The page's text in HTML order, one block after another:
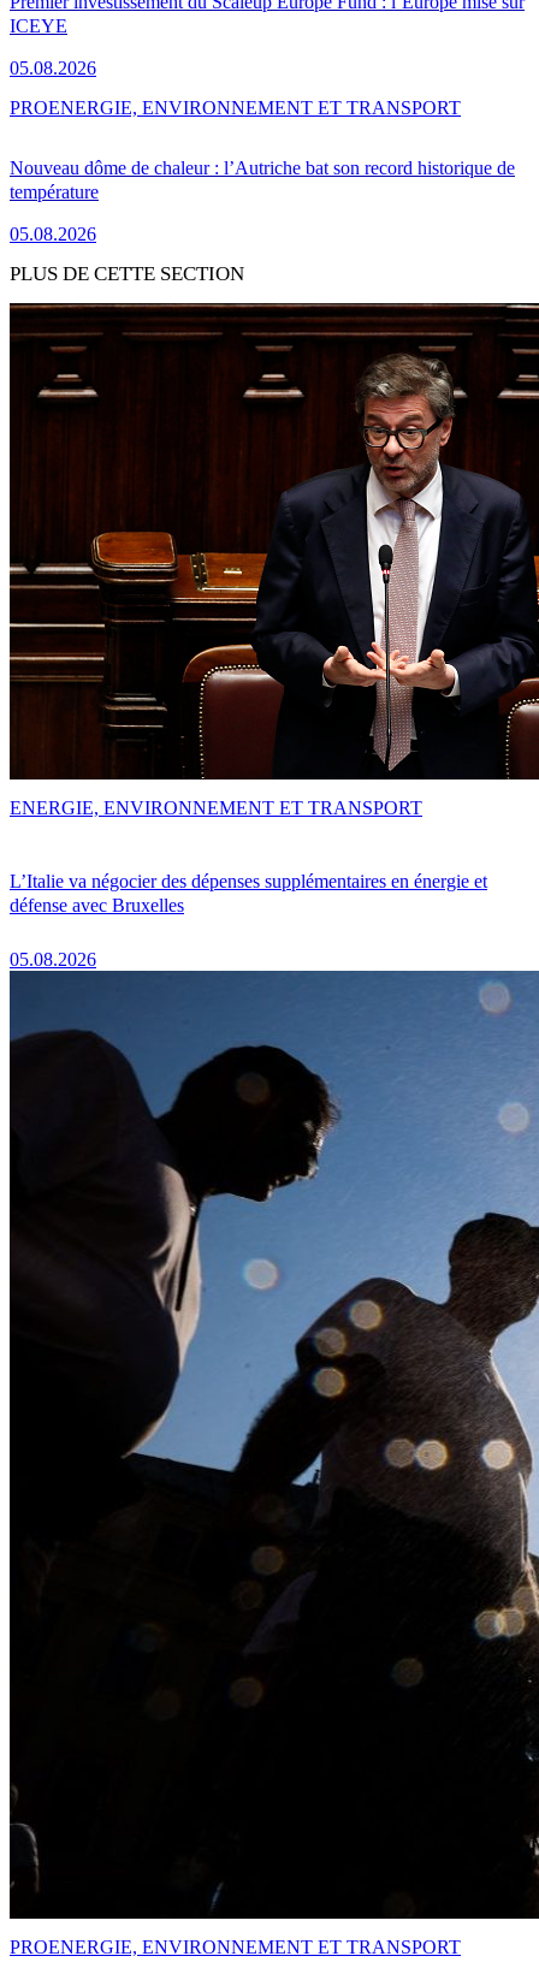
ICEYE
05.08.2026
Nouveau dôme de chaleur : l’Autriche bat son record historique de
température
05.08.2026
PROENERGIE, ENVIRONNEMENT ET TRANSPORT
PLUS DE CETTE SECTION
L’Italie va négocier des dépenses supplémentaires en énergie et
défense avec Bruxelles
05.08.2026
ENERGIE, ENVIRONNEMENT ET TRANSPORT
PROENERGIE, ENVIRONNEMENT ET TRANSPORT